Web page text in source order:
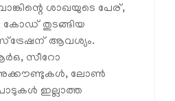
ശാഖയുടെ പേര്,
തുടങ്ങിയ
ആവശ്യം.
സീറോ
ലോണ്‍
ഇല്ലാത്ത